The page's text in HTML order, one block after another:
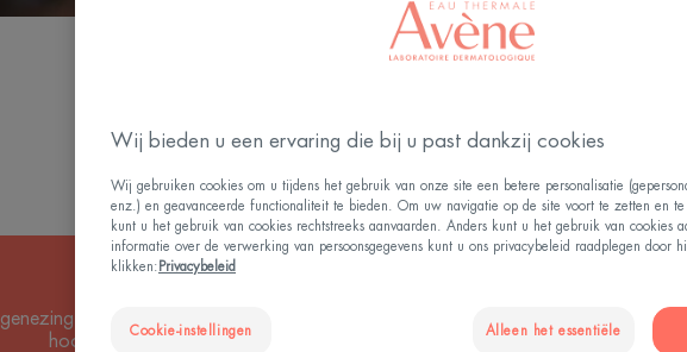
genezing gebeurt in drie
hoofdfasen.
miljoen mensen ontwikkelen elk jaar
nieuwe littekens.*
Wij bieden u een ervaring die bij u past dankzij cookies
Wij gebruiken cookies om u tijdens het gebruik van onze site een betere personalisatie
enz.) en geavanceerde functionaliteit te bieden. Om uw navigatie op de site voort te zetten en te
kunt u het gebruik van cookies rechtstreeks aanvaarden. Anders kunt u het gebruik van cookies
informatie over de verwerking van persoonsgegevens kunt u ons privacybeleid raadplegen door
klikken: Privacybeleid
Cookie-instellingen Alleen het essentiële